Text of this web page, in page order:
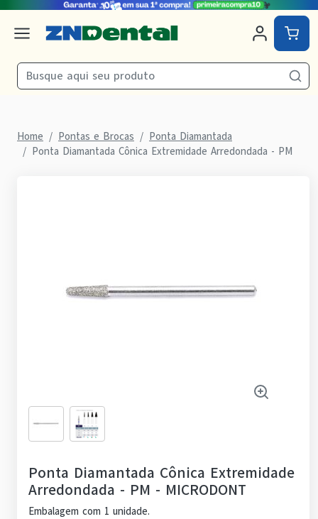
Home Pontas e Brocas
Ponta Diamantada
Ponta Diamantada Cônica Extremidade Arredondada - PM
Ponta Diamantada Cônica Extremidade
Arredondada - PM - MICRODONT
Embalagem com 1 unidade.